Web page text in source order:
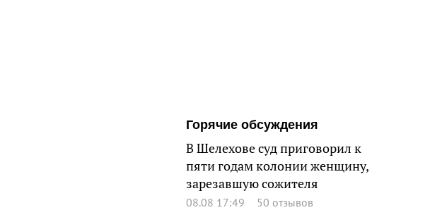
Горячие обсуждения
В Шелехове суд приговорил к
пяти годам колонии женщину,
зарезавшую сожителя
08.08 17:49 50 отзывов